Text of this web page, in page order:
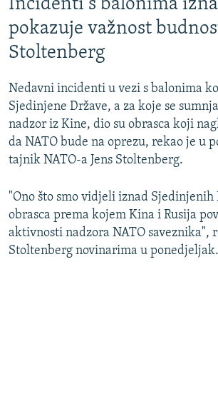
Incidenti s balonima
pokazuje važnost
Stoltenberg
Nedavni incidenti u vezi s balonima
Sjedinjene Države, a za koje se
nadzor iz Kine, dio su obrasca koji
da NATO bude na oprezu, rekao je u
tajnik NATO-a Jens Stoltenberg.
"Ono što smo vidjeli iznad Sjedinjenih
obrasca prema kojem Kina i Rusija
aktivnosti nadzora NATO saveznika",
Stoltenberg novinarima u ponedjeljak.